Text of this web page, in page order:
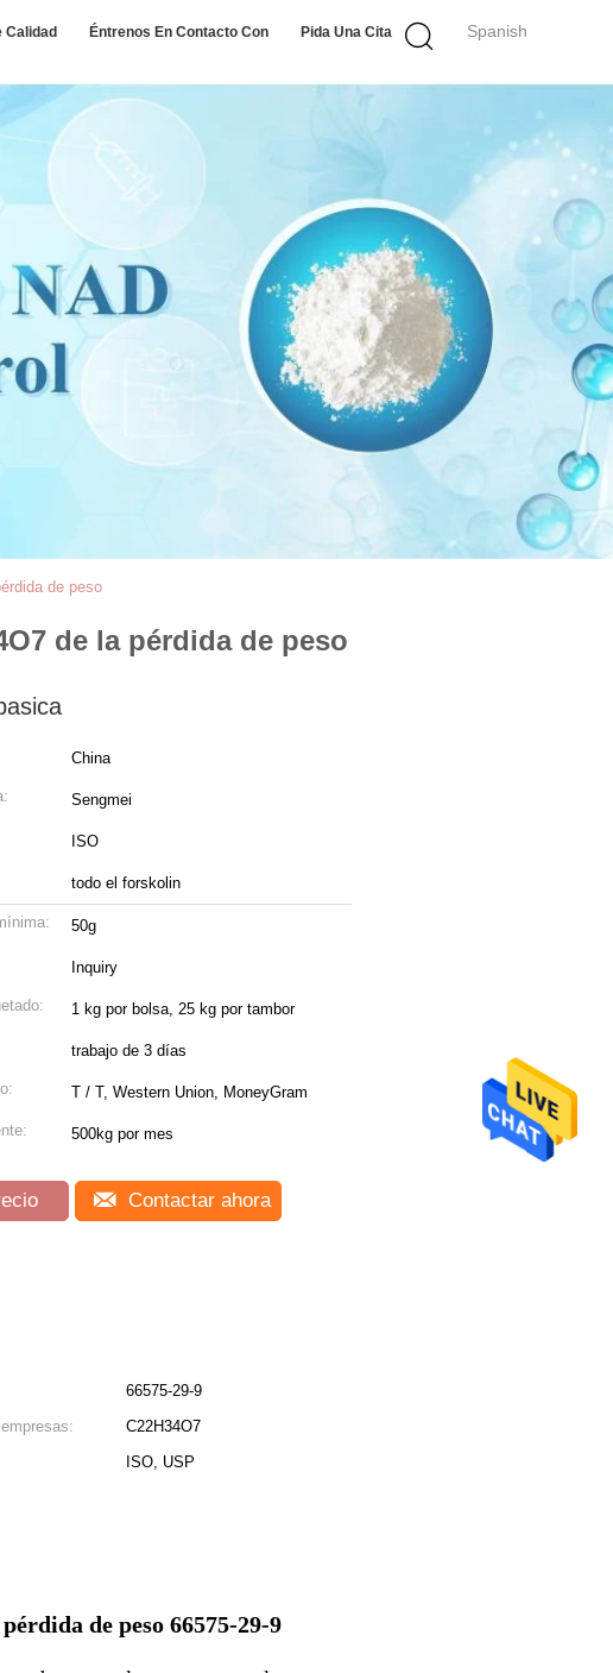
Spanish
Calidad Éntrenos En Contacto Con Pida Una Cita
de peso
de la pérdida de peso
China
Sengmei
ISO
todo el forskolin
50g
Inquiry
1 kg por bolsa, 25 kg por tambor
trabajo de 3 días
T / T, Western Union, MoneyGram
500kg por mes
Contactar ahora
66575-29-9
C22H34O7
ISO, USP
de peso 66575-29-9